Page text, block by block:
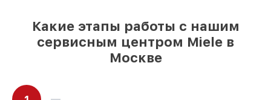
Какие этапы работы с нашим
сервисным центром Miele в
Москве